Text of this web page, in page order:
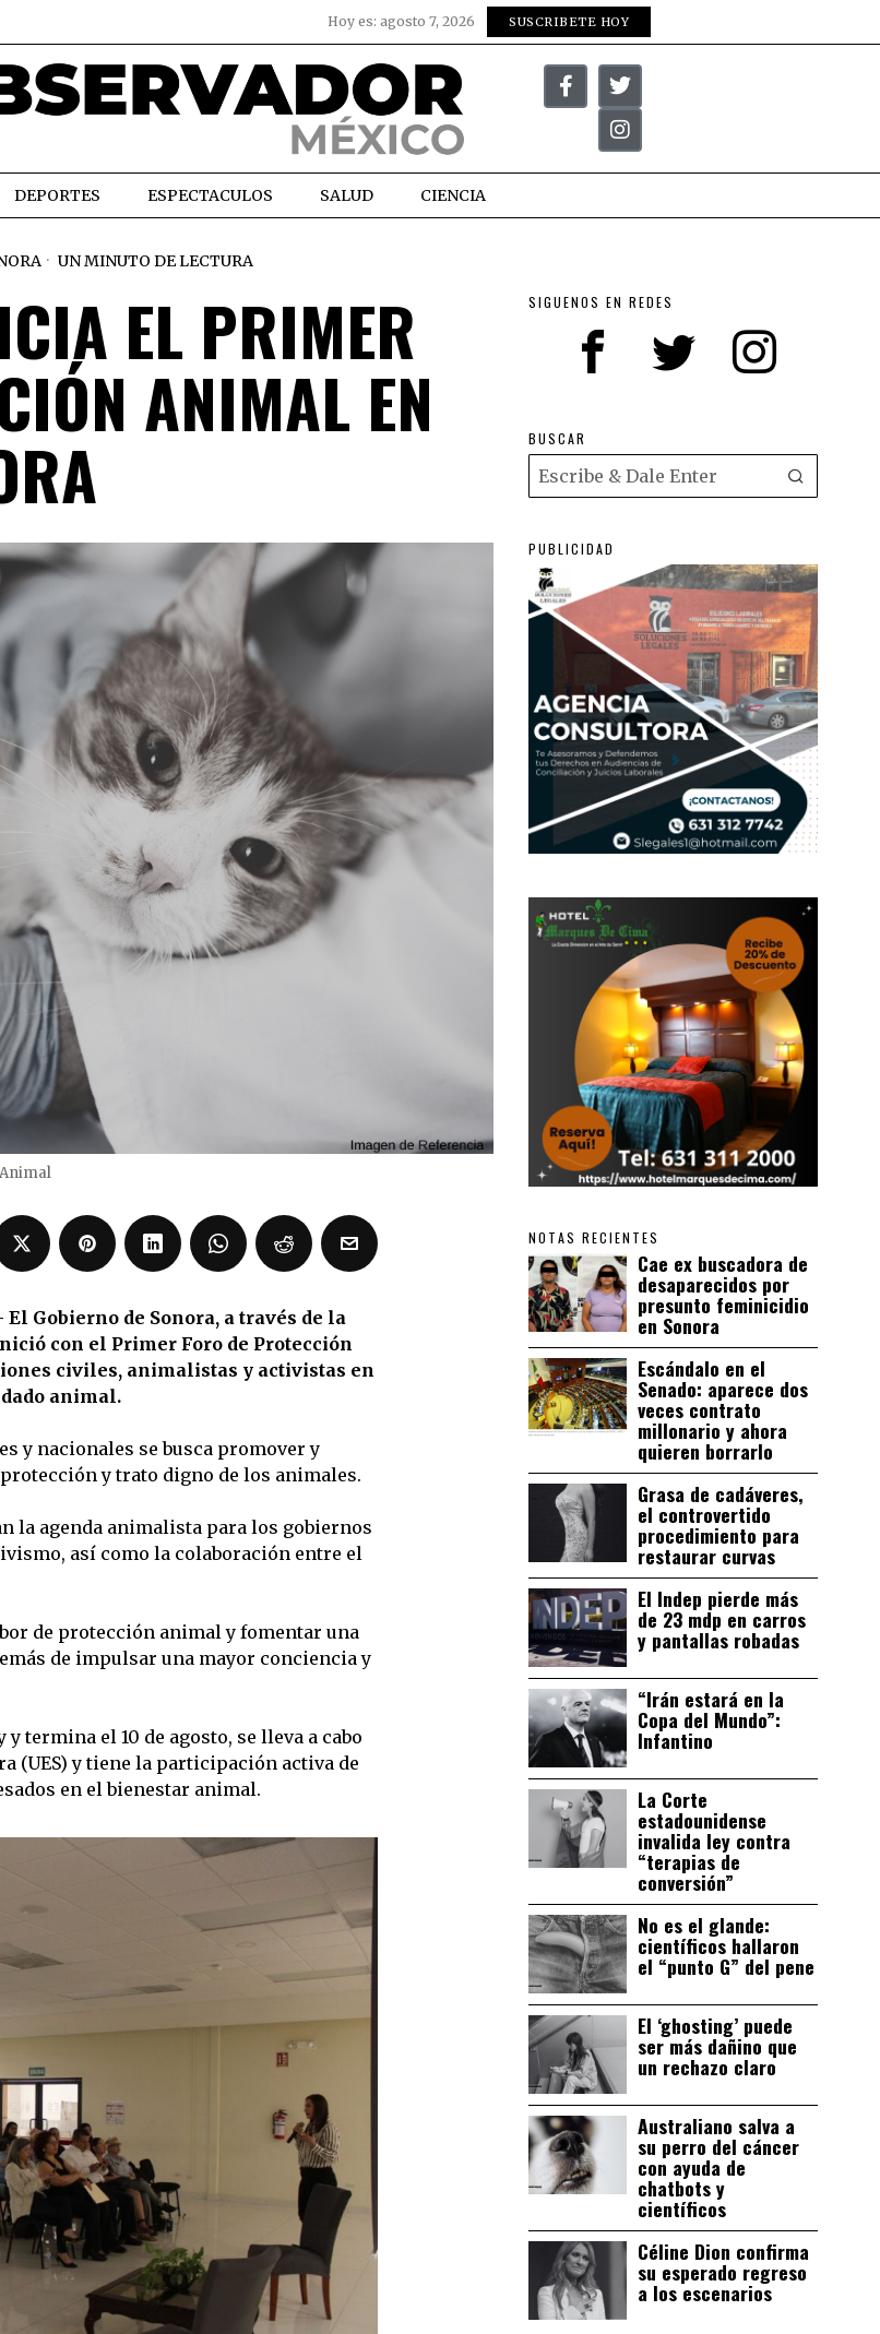
Hoy es: agosto 7, 2026 SUSCRIBETE HOY
DEPORTES ESPECTACULOS SALUD CIENCIA
UN MINUTO DE LECTURA
EL PRIMER
ANIMAL EN
Gobierno de Sonora, a través de la
con el Primer Foro de Protección
civiles, animalistas y activistas en
animal.
y nacionales se busca promover y
y trato digno de los animales.
la agenda animalista para los gobiernos
así como la colaboración entre el
de protección animal y fomentar una
de impulsar una mayor conciencia y
termina el 10 de agosto, se lleva a cabo
(UES) y tiene la participación activa de
en el bienestar animal.
SIGUENOS EN REDES
BUSCAR
PUBLICIDAD
NOTAS RECIENTES
Cae ex buscadora de
desaparecidos por
presunto feminicidio
en Sonora
Escándalo en el
Senado: aparece dos
veces contrato
millonario y ahora
quieren borrarlo
Grasa de cadáveres,
el controvertido
procedimiento para
restaurar curvas
El Indep pierde más
de 23 mdp en carros
y pantallas robadas
“Irán estará en la
Copa del Mundo”:
Infantino
La Corte
estadounidense
invalida ley contra
“terapias de
conversión”
No es el glande:
científicos hallaron
el “punto G” del pene
El ‘ghosting’ puede
ser más dañino que
un rechazo claro
Australiano salva a
su perro del cáncer
con ayuda de
chatbots y
científicos
Céline Dion confirma
su esperado regreso
a los escenarios